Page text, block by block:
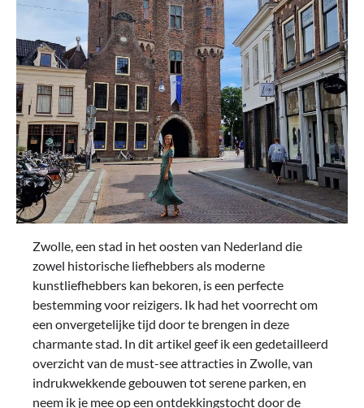
Zwolle, een stad in het oosten van Nederland die
zowel historische liefhebbers als moderne
kunstliefhebbers kan bekoren, is een perfecte
bestemming voor reizigers. Ik had het voorrecht om
een onvergetelijke tijd door te brengen in deze
charmante stad. In dit artikel geef ik een gedetailleerd
overzicht van de must-see attracties in Zwolle, van
indrukwekkende gebouwen tot serene parken, en
neem ik je mee op een ontdekkingstocht door de